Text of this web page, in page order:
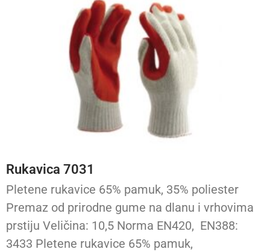
Rukavica 7031
Pletene rukavice 65% pamuk, 35% poliester
Premaz od prirodne gume na dlanu i vrhovima
prstiju Veličina: 10,5 Norma EN420, EN388:
3433 Pletene rukavice 65% pamuk,